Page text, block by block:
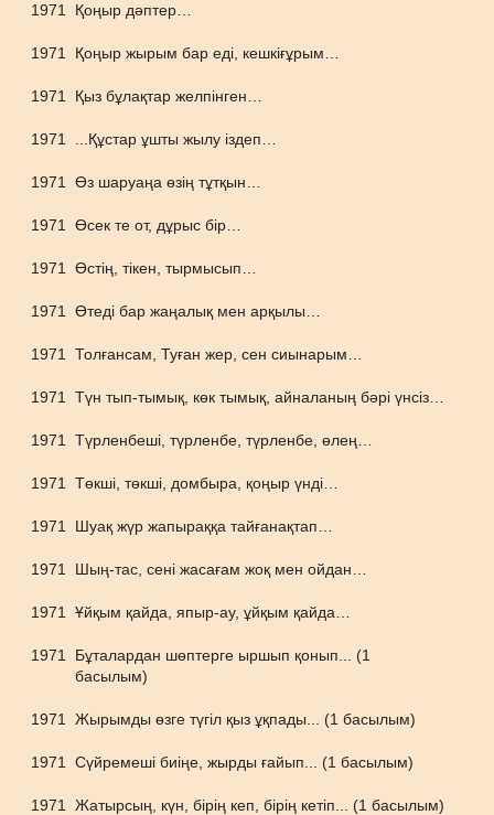
1971 Қоңыр дәптер…
1971 Қоңыр жырым бар еді, кешкіғұрым…
1971 Қыз бұлақтар желпінген…
1971 ...Құстар ұшты жылу іздеп…
1971 Өз шаруаңа өзің тұтқын…
1971 Өсек те от, дұрыс бір…
1971 Өстің, тікен, тырмысып…
1971 Өтеді бар жаңалық мен арқылы…
1971 Толғансам, Туған жер, сен сиынарым…
1971 Түн тып-тымық, көк тымық, айналаның бәрі үнсіз…
1971 Түрленбеші, түрленбе, түрленбе, өлең…
1971 Төкші, төкші, домбыра, қоңыр үнді…
1971 Шуақ жүр жапыраққа тайғанақтап…
1971 Шың-тас, сені жасағам жоқ мен ойдан…
1971 Ұйқым қайда, япыр-ау, ұйқым қайда…
1971
Бұталардан шөптерге ыршып қонып... (1
басылым)
1971 Жырымды өзге түгіл қыз ұқпады... (1 басылым)
1971 Сүйремеші биіңе, жырды ғайып... (1 басылым)
1971 Жатырсың, күн, бірің кеп, бірің кетіп... (1 басылым)